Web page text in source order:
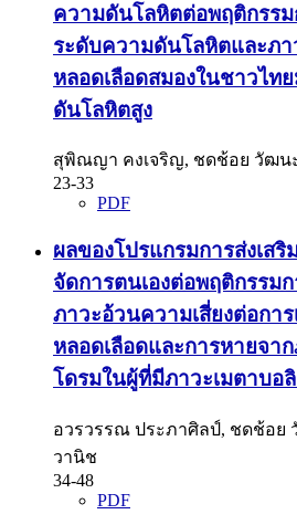
ความดันโลหิตต่อพฤติกรรม
ระดับความดันโลหิตและภา
หลอดเลือดสมองในชาวไท
ดันโลหิตสูง
สุพิณญา คงเจริญ, ชดช้อย วัฒน
23-33
PDF
ผลของโปรแกรมการส่งเส
จัดการตนเองต่อพฤติกรรม
ภาวะอ้วนความเสี่ยงต่อกา
หลอดเลือดและการหายจา
โดรมในผู้ที่มีภาวะเมตาบอ
อวรวรรณ ประภาศิลป์, ชดช้อย
วานิช
34-48
PDF